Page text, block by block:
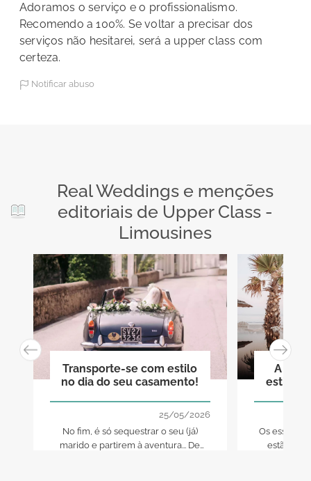
Adoramos o serviço e o profissionalismo.
Recomendo a 100%. Se voltar a precisar dos
serviços não hesitarei, será a upper class com
certeza.
Notificar abuso
Real Weddings e menções
editoriais de Upper Class -
Limousines
Transporte-se com estilo
no dia do seu casamento!
25/05/2026
No fim, é só sequestrar o seu (já)
marido e partirem à aventura... De
A sua
estilo
Os
estão